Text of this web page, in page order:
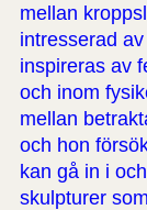
mellan
intresserad
inspireras av
och inom
mellan
och hon
kan gå in i
skulpturer